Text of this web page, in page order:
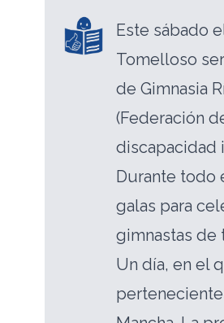
Este sábado
Tomelloso
de Gimnasia
(Federación
discapacidad
Durante todo
galas para
gimnastas de
Un día, en el